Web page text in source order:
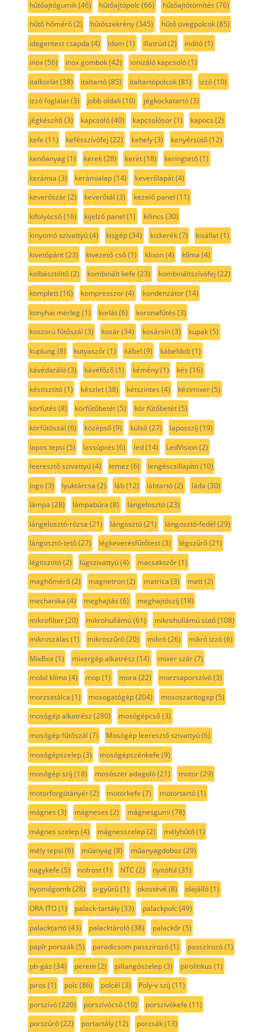
hűtőajtógumik(46) hűtőajtópolc(66) hűtőajtótömítés (76)
hűtő hőmérő(2) hűtőszekrény(345) hűtő üvegpolcok(85)
idegentest csapda (4) idom(1) illatrúd(2) indító(1)
inox(56) inox gombok(42) ionizáló kapcsoló(1)
italkorlát(38) italtartó(85) italtartópolcok(81) izzó(10)
izzó foglalat(3) jobb oldali (10) jégkockatartó(3)
jégkészítő(3) kapcsoló(40) kapcsolósor(1) kapocs (2)
kefe (11) kefésszívófej (22) kehely(3) kenyérsütő(12)
kenőanyag(1) kerek(28) keret(18) keringtető(1)
kerámia (3) kerámialap(14) keverőlapát(4)
keverőszár(2) keverőtál (3) kezelő panel (11)
kifolyócső(16) kijelző panel (1) kilincs (30)
kinyomó szivattyú(4) kisgép(34) kiskerék(7) kisállat(1)
kivetőpánt(23) kivezető cső(1) klixon(4) klíma (4)
kolbásztöltő(2) kombinált kefe (23) kombináltszívófej (22)
komplett(16) kompresszor(4) kondenzátor(14)
konyhai mérleg(1) korlát(6) koronafűtés (3)
koszorú fűtőszál (3) kosár(34) kosársín(3) kupak(5)
kuplung(8) kutyaszőr(1) kábel (9) kábeldob(1)
kávédaráló(3) kávéfőző(1) kémény(1) kés (16)
késtisztító(1) készlet(38) kétszintes (4) kézimixer(5)
körfütés (8) körfűtőbetét(5) kör fűtőbetét(5)
körfűtőszál (6) középső(9) külső(27) laposszíj (19)
lapos tepsi (5) lassúprés (6) led(14) LedVision(2)
leeresztő szivattyú(4) lemez (6) lengéscsillapító(10)
logo(3) lyuktárcsa (2) láb(12) lábtartó(2) láda (30)
lámpa (28) lámpabúra (8) lángelosztó(23)
lángelosztó-rózsa (21) lángosztó(21) lángosztó-fedél (29)
lángosztó-tető(27) légkeverésfűtőtest(3) légszűrő(21)
légtisztító(2) lúgszivattyú(4) macsakszőr(1)
maghőmérő(2) magnetron(2) matrica (3) matt(2)
mechanika (4) meghajtás (6) meghajtószíj (18)
mikrofilter(20) mikrohullámú(61) mikrohullámú sütő(108)
mikroszálas (1) mikroszűrő(20) mikró(26) mikró izzó(6)
MixBox(1) mixergép alkatrész (14) mixer szár(7)
mobil klíma (4) mop(1) mora (22) morzsaporszívó(3)
morzsatálca (1) mosogatógép(204) mososzaritogep(5)
mosógép alkatrész (280) mosógépcső(3)
mosógép fűtőszál (7) Mosógép leeresztő szivattyú(6)
mosógépszelep(3) mosógépszénkefe (9)
mosógép szíj (18) mosószer adagoló(21) motor(29)
motorforgótányér(2) motorkefe (7) motortartó(1)
mágnes (3) mágneses (2) mágnesgumi (78)
mágnes szelep(4) mágnesszelep(2) mélyhűtő(1)
mély tepsi (6) műanyag(8) műanyagdoboz (29)
nagykefe (5) nofrost(1) NTC (2) nyitófül (31)
nyomógomb(28) o-gyűrű(1) okostévé (8) olajálló(1)
ORA ITO(1) palack-tartály(33) palackpolc(49)
palacktartó(43) palacktároló(38) palackőr(5)
papír porszák(5) paradicsom passzírozó(1) passzírozó(1)
pb-gáz (34) perem(2) pillangószelep(3) pirolitikus (1)
piros (1) polc(86) polcél (3) Poly-v szíj (11)
porszívó(220) porszívócső(10) porszívókefe (11)
porszűrő(22) portartály(12) porzsák(13)